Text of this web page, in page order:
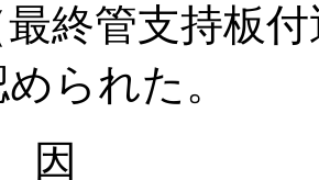
最終管支持板
られた。
因